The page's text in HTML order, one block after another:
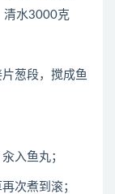
清水3000克
葱段，搅成鱼
入鱼丸；
次煮到滚；